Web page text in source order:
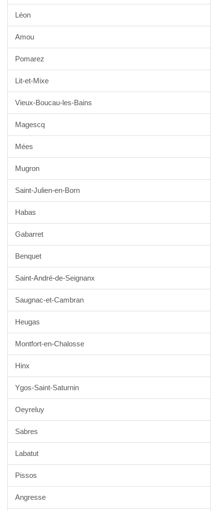
Léon
Amou
Pomarez
Lit-et-Mixe
Vieux-Boucau-les-Bains
Magescq
Mées
Mugron
Saint-Julien-en-Born
Habas
Gabarret
Benquet
Saint-André-de-Seignanx
Saugnac-et-Cambran
Heugas
Montfort-en-Chalosse
Hinx
Ygos-Saint-Saturnin
Oeyreluy
Sabres
Labatut
Pissos
Angresse